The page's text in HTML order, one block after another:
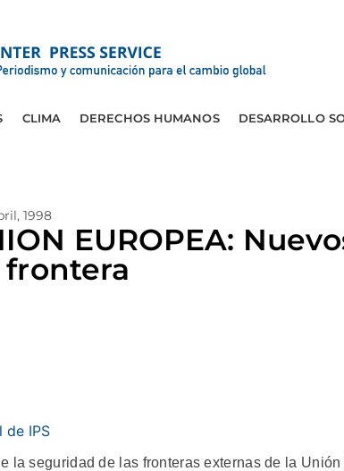
CLIMA DERECHOS HUMANOS DESARROLLO
1998
EUROPEA:
frontera
de IPS
la seguridad de las fronteras externas de la